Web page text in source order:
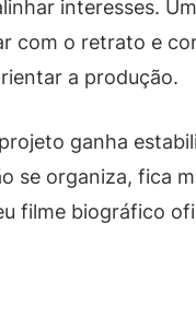
interesses.
com o retrato e
a produção.
ganha
se organiza, fica
filme biográfico